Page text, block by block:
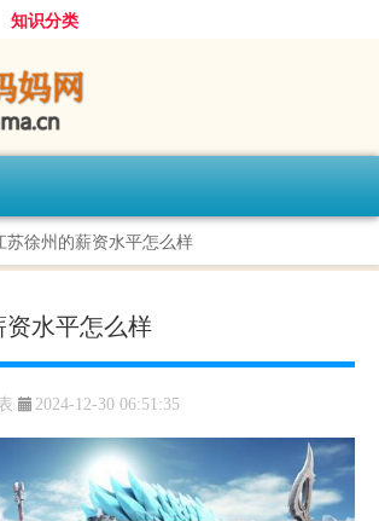
知识分类
苏徐州的薪资水平怎么样
水平怎么样
2024-12-30 06:51:35